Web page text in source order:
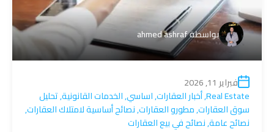
بواسطةahmed ashraf
فبراير 11, 2026
Real Estate
,أخبار العقارات,اساسي,الخدمات القانونية,تحليل
سوق العقارات,مطورو العقارات,نصائح أساسية لامتلاك العقارات,
نصائح عامة,نصائح في بيع العقارات